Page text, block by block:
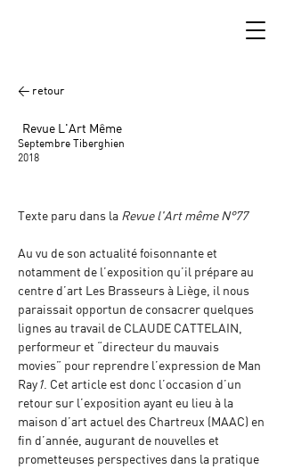
< retour
Revue L'Art Même
Septembre Tiberghien
2018
Texte paru dans la Revue l'Art même N°77
Au vu de son actualité foisonnante et
notamment de l’exposition qu’il prépare au
centre d’art Les Brasseurs à Liège, il nous
paraissait opportun de consacrer quelques
lignes au travail de CLAUDE CATTELAIN,
performeur et “directeur du mauvais
movies” pour reprendre l’expression de Man
Ray1 . Cet article est donc l’occasion d’un
retour sur l’exposition ayant eu lieu à la
maison d’art actuel des Chartreux (MAAC) en
fin d’année, augurant de nouvelles et
prometteuses perspectives dans la pratique